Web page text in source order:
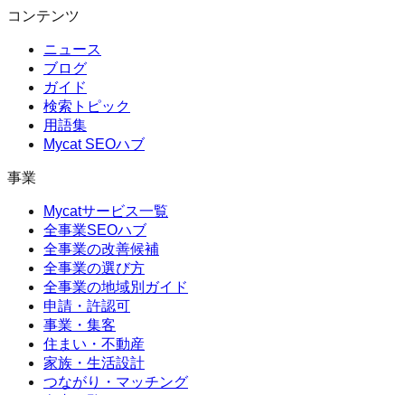
コンテンツ
ニュース
ブログ
ガイド
検索トピック
用語集
Mycat SEOハブ
事業
Mycatサービス一覧
全事業SEOハブ
全事業の改善候補
全事業の選び方
全事業の地域別ガイド
申請・許認可
事業・集客
住まい・不動産
家族・生活設計
つながり・マッチング